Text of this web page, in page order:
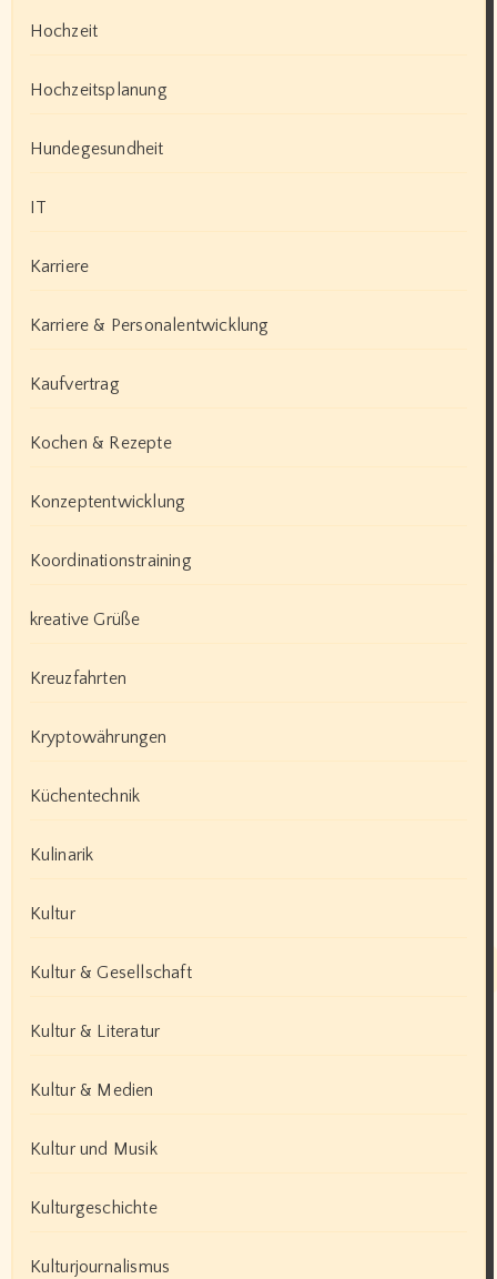
Hochzeit
Hochzeitsplanung
Hundegesundheit
IT
Karriere
Karriere & Personalentwicklung
Kaufvertrag
Kochen & Rezepte
Konzeptentwicklung
Koordinationstraining
kreative Grüße
Kreuzfahrten
Kryptowährungen
Küchentechnik
Kulinarik
Kultur
Kultur & Gesellschaft
Kultur & Literatur
Kultur & Medien
Kultur und Musik
Kulturgeschichte
Kulturjournalismus